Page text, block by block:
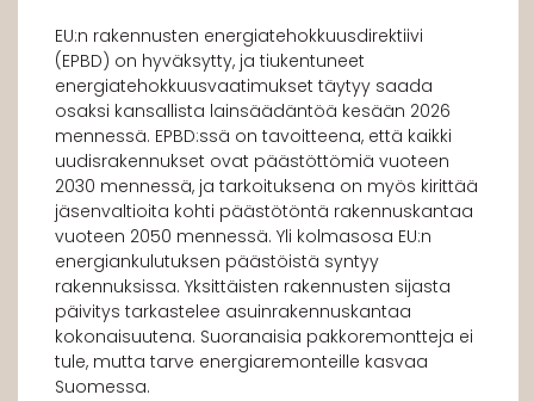
EU:n rakennusten energiatehokkuusdirektiivi
(EPBD) on hyväksytty, ja tiukentuneet
energiatehokkuusvaatimukset täytyy saada
osaksi kansallista lainsäädäntöä kesään 2026
mennessä. EPBD:ssä on tavoitteena, että kaikki
uudisrakennukset ovat päästöttömiä vuoteen
2030 mennessä, ja tarkoituksena on myös kirittää
jäsenvaltioita kohti päästötöntä rakennuskantaa
vuoteen 2050 mennessä. Yli kolmasosa EU:n
energiankulutuksen päästöistä syntyy
rakennuksissa. Yksittäisten rakennusten sijasta
päivitys tarkastelee asuinrakennuskantaa
kokonaisuutena. Suoranaisia pakkoremontteja ei
tule, mutta tarve energiaremonteille kasvaa
Suomessa.